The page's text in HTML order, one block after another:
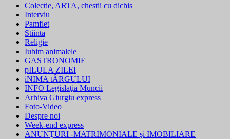
Colectie, ARTA, chestii cu dichis
Interviu
Pamflet
Stiinta
Religie
Iubim animalele
GASTRONOMIE
pILULA ZILEI
iNIMA tÂRGULUI
INFO Legislaţia Muncii
Arhiva Giurgiu express
Foto-Video
Despre noi
Week-end express
ANUNŢURI -MATRIMONIALE şi IMOBILIARE